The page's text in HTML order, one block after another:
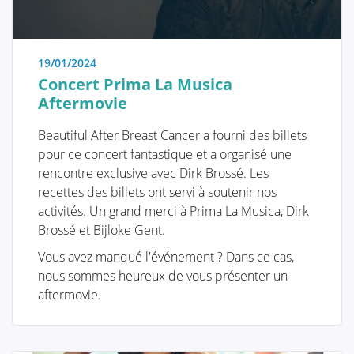
pertinentes pour votre situation personnelle.
"L’ablation chirurgicale de la tumeur" raconte
l'opération la plus importante car l'enlèvement réussi
de la tumeur reste la priorité. Nous vous guidons à
travers les différentes méthodes d'exérèse. Cette
décision est souvent prise pour vous par une équipe
multidisciplinaire composée d'oncologues, de
radiologues, de pathologistes, de radiothérapeutes,
d'infirmières spécialisées en oncologie, de
gynécologues, de chirurgiens oncologiques et de
chirurgiens plasticiens.
Dans la section "Introduction à la reconstruction
mammaire", vous trouverez toutes les informations et
illustrations des différentes méthodes de
19/01/2024
Concert Prima La Musica
Aftermovie
Beautiful After Breast Cancer a fourni des billets
pour ce concert fantastique et a organisé une
rencontre exclusive avec Dirk Brossé. Les
recettes des billets ont servi à soutenir nos
activités. Un grand merci à Prima La Musica, Dirk
Brossé et Bijloke Gent.
Vous avez manqué l'événement ? Dans ce cas,
nous sommes heureux de vous présenter un
aftermovie.